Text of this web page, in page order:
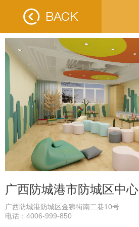
广西防城港市防城区中心
广西防城港防城区金狮街南二巷10号
电话：4006-999-850